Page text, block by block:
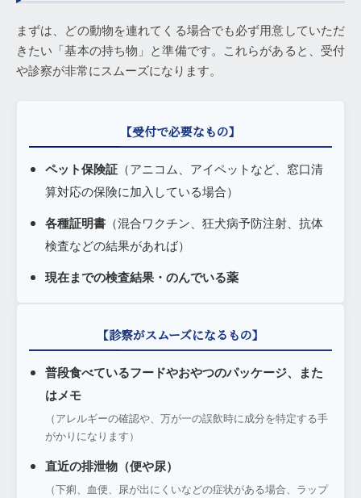
まずは、どの動物を連れてくる場合でも必ず用意していただ
きたい「基本の持ち物」と準備です。これらがあると、受付
や診察が非常にスムーズになります。
【受付で必要なもの】
ペット保険証 （アニコム、アイペットなど、窓口清
算対応の保険に加入している場合）
各種証明書 （混合ワクチン、狂犬病予防注射、抗体
検査などの結果があれば）
現在までの検査結果・のんでいる薬
【診察がスムーズになるもの】
普段食べているフードやおやつのパッケージ、また
はメモ
（アレルギーの確認や、万が一の誤飲時に成分を特定する手
がかりになります）
直近の排泄物（便や尿）
（下痢、血便、尿が出にくいなどの症状がある場合、ラップ